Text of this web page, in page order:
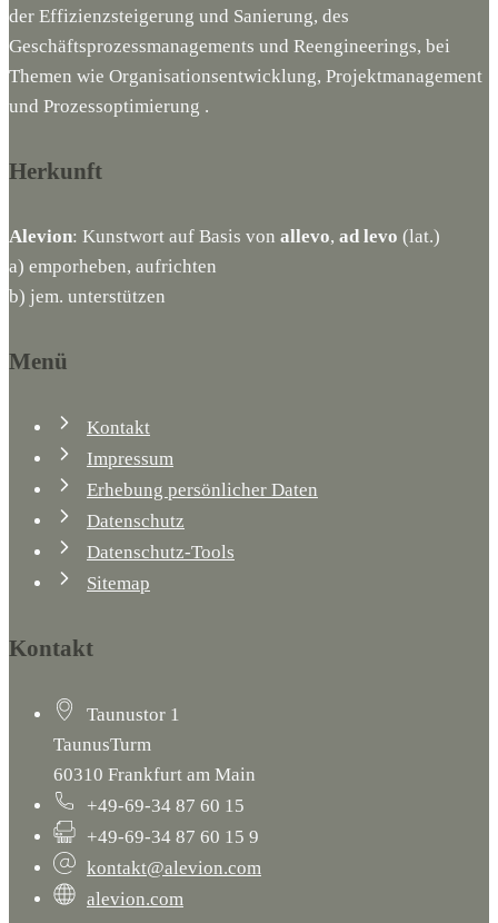
der Effizienzsteigerung und Sanierung, des
Geschäftsprozessmanagements und Reengineerings, bei
Themen wie Organisationsentwicklung, Projektmanagement
und Prozessoptimierung .
Herkunft
Alevion: Kunstwort auf Basis von allevo, ad levo (lat.)
a) emporheben, aufrichten
b) jem. unterstützen
Menü
Kontakt
Impressum
Erhebung persönlicher Daten
Datenschutz
Datenschutz-Tools
Sitemap
Kontakt
Taunustor 1
TaunusTurm
60310 Frankfurt am Main
+49-69-34 87 60 15
+49-69-34 87 60 15 9
kontakt@alevion.com
alevion.com